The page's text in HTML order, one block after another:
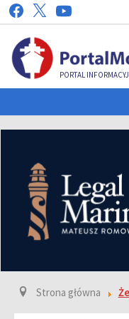
PORTAL
Strona główna